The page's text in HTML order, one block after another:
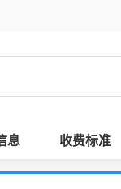
息 收费标准